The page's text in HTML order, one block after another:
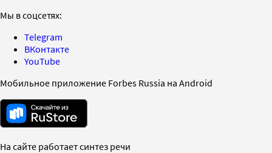
Мы в соцсетях:
Telegram
ВКонтакте
YouTube
Мобильное приложение Forbes Russia на Android
На сайте работает синтез речи